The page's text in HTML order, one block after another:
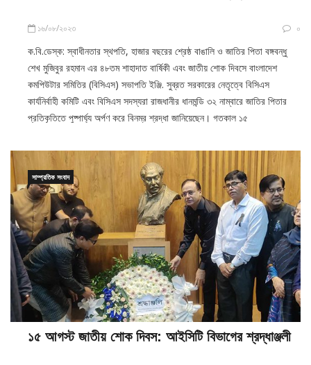
ক.বি.ডেস্ক: স্বাধীনতার স্থপতি, হাজার বছরের শ্রেষ্ঠ বাঙালি ও জাতির পিতা বঙ্গবন্ধু
শেখ মুজিবুর রহমান এর ৪৮তম শাহাদাত বার্ষিকী এবং জাতীয় শোক দিবসে বাংলাদেশ
কমপিউটার সমিতির (বিসিএস) সভাপতি ইঞ্জি. সুব্রত সরকারের নেতৃত্বে বিসিএস
কার্যনির্বাহী কমিটি এবং বিসিএস সদস্যরা রাজধানীর ধানমন্ডি ৩২ নাম্বারে জাতির পিতার
প্রতিকৃতিতে পুষ্পার্ঘ্য অর্পণ করে বিনম্র শ্রদ্ধা জানিয়েছেন। গতকাল ১৫
সাম্প্রতিক সংবাদ
১৫ আগস্ট জাতীয় শোক দিবস: আইসিটি বিভাগের শ্রদ্ধাঞ্জলী